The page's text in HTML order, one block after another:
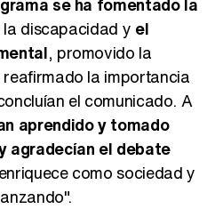
discapacidad y el
, promovido la
la importancia
el comunicado. A
aprendido y tomado
agradecían el debate
como sociedad y